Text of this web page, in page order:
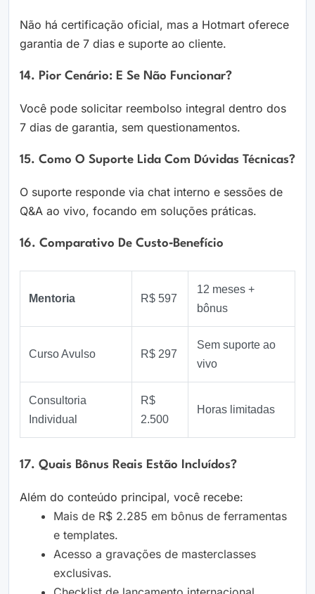
Não há certificação oficial, mas a Hotmart oferece
garantia de 7 dias e suporte ao cliente.
14. Pior Cenário: E Se Não Funcionar?
Você pode solicitar reembolso integral dentro dos
7 dias de garantia, sem questionamentos.
15. Como O Suporte Lida Com Dúvidas Técnicas?
O suporte responde via chat interno e sessões de
Q&A ao vivo, focando em soluções práticas.
16. Comparativo De Custo‑benefício
Mentoria R$ 597
12 meses +
bônus
Curso Avulso R$ 297
Sem suporte ao
vivo
Consultoria
Individual
R$
2.500
Horas limitadas
17. Quais Bônus Reais Estão Incluídos?
Além do conteúdo principal, você recebe:
Mais de R$ 2.285 em bônus de ferramentas
e templates.
Acesso a gravações de masterclasses
exclusivas.